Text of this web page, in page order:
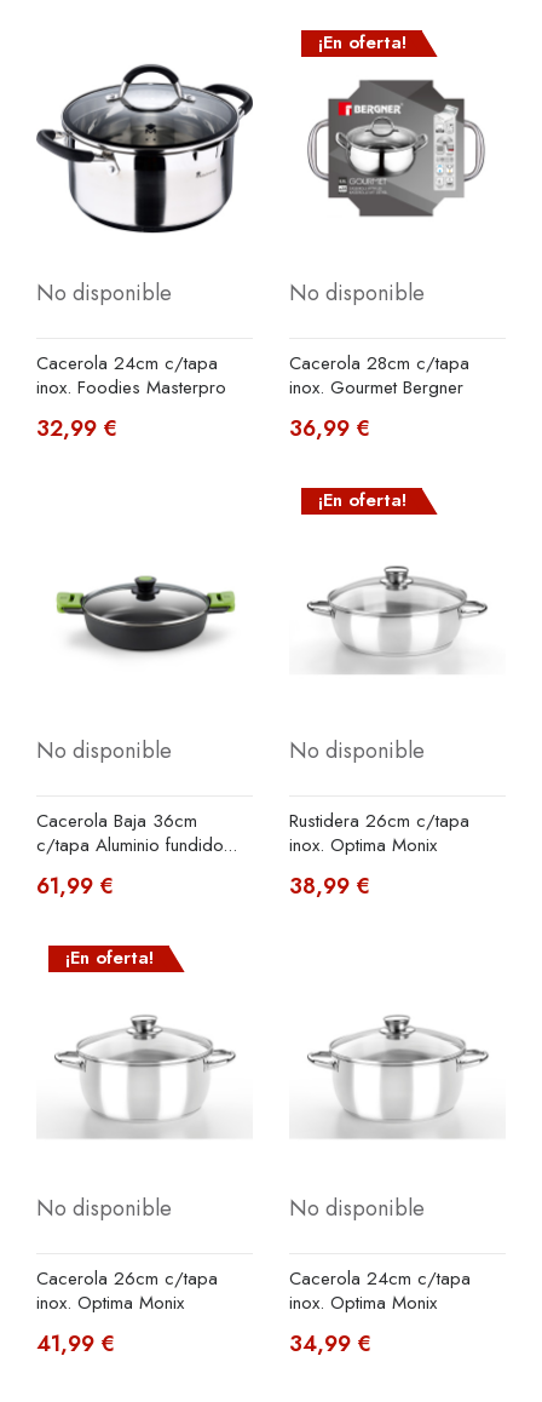
No disponible
Cacerola 24cm c/tapa
inox. Foodies Masterpro
32,99 €
¡En oferta!
No disponible
Cacerola 28cm c/tapa
inox. Gourmet Bergner
36,99 €
No disponible
Cacerola Baja 36cm
c/tapa Aluminio fundido...
61,99 €
¡En oferta!
No disponible
Rustidera 26cm c/tapa
inox. Optima Monix
38,99 €
¡En oferta!
No disponible
Cacerola 26cm c/tapa
inox. Optima Monix
41,99 €
No disponible
Cacerola 24cm c/tapa
inox. Optima Monix
34,99 €